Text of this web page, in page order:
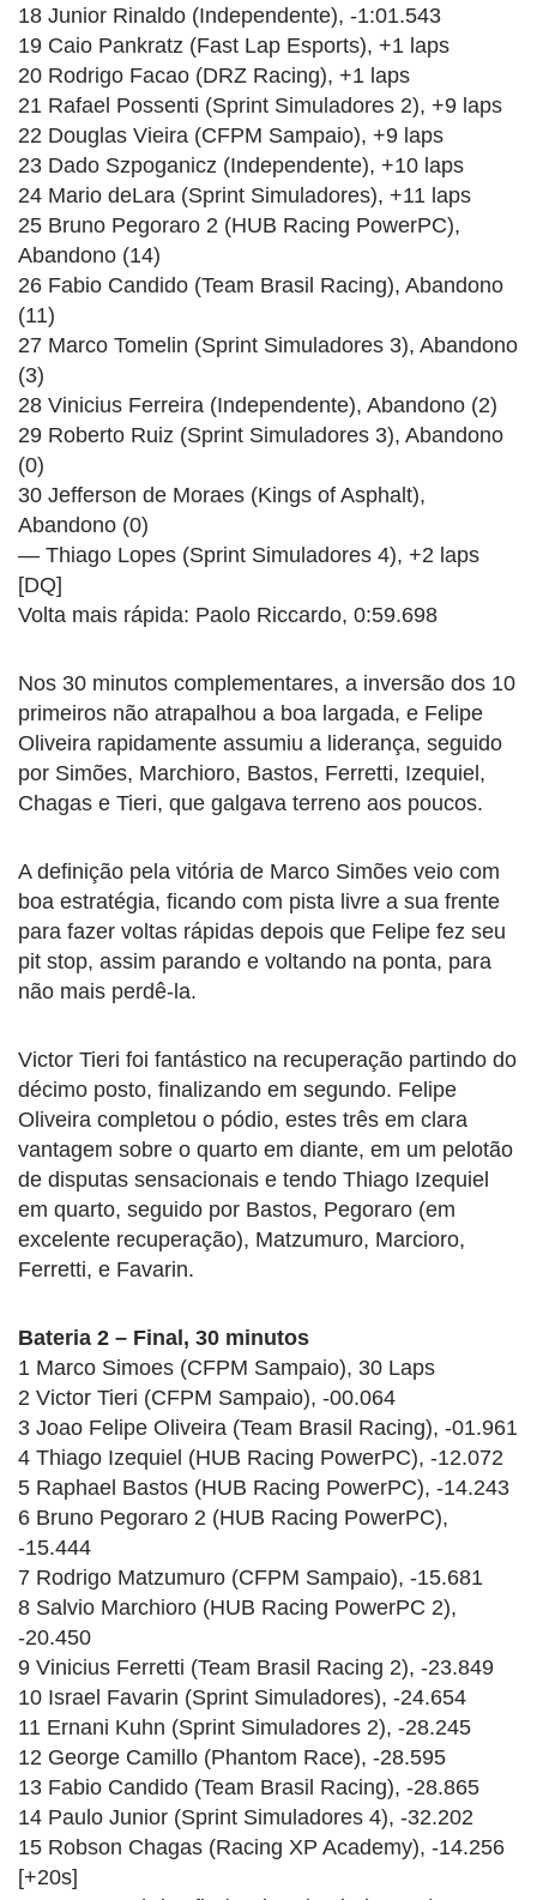
18 Junior Rinaldo (Independente), -1:01.543
19 Caio Pankratz (Fast Lap Esports), +1 laps
20 Rodrigo Facao (DRZ Racing), +1 laps
21 Rafael Possenti (Sprint Simuladores 2), +9 laps
22 Douglas Vieira (CFPM Sampaio), +9 laps
23 Dado Szpoganicz (Independente), +10 laps
24 Mario deLara (Sprint Simuladores), +11 laps
25 Bruno Pegoraro 2 (HUB Racing PowerPC),
Abandono (14)
26 Fabio Candido (Team Brasil Racing), Abandono
(11)
27 Marco Tomelin (Sprint Simuladores 3), Abandono
(3)
28 Vinicius Ferreira (Independente), Abandono (2)
29 Roberto Ruiz (Sprint Simuladores 3), Abandono
(0)
30 Jefferson de Moraes (Kings of Asphalt),
Abandono (0)
— Thiago Lopes (Sprint Simuladores 4), +2 laps
[DQ]
Volta mais rápida: Paolo Riccardo, 0:59.698
Nos 30 minutos complementares, a inversão dos 10
primeiros não atrapalhou a boa largada, e Felipe
Oliveira rapidamente assumiu a liderança, seguido
por Simões, Marchioro, Bastos, Ferretti, Izequiel,
Chagas e Tieri, que galgava terreno aos poucos.
A definição pela vitória de Marco Simões veio com
boa estratégia, ficando com pista livre a sua frente
para fazer voltas rápidas depois que Felipe fez seu
pit stop, assim parando e voltando na ponta, para
não mais perdê-la.
Victor Tieri foi fantástico na recuperação partindo do
décimo posto, finalizando em segundo. Felipe
Oliveira completou o pódio, estes três em clara
vantagem sobre o quarto em diante, em um pelotão
de disputas sensacionais e tendo Thiago Izequiel
em quarto, seguido por Bastos, Pegoraro (em
excelente recuperação), Matzumuro, Marcioro,
Ferretti, e Favarin.
Bateria 2 – Final, 30 minutos
1 Marco Simoes (CFPM Sampaio), 30 Laps
2 Victor Tieri (CFPM Sampaio), -00.064
3 Joao Felipe Oliveira (Team Brasil Racing), -01.961
4 Thiago Izequiel (HUB Racing PowerPC), -12.072
5 Raphael Bastos (HUB Racing PowerPC), -14.243
6 Bruno Pegoraro 2 (HUB Racing PowerPC),
-15.444
7 Rodrigo Matzumuro (CFPM Sampaio), -15.681
8 Salvio Marchioro (HUB Racing PowerPC 2),
-20.450
9 Vinicius Ferretti (Team Brasil Racing 2), -23.849
10 Israel Favarin (Sprint Simuladores), -24.654
11 Ernani Kuhn (Sprint Simuladores 2), -28.245
12 George Camillo (Phantom Race), -28.595
13 Fabio Candido (Team Brasil Racing), -28.865
14 Paulo Junior (Sprint Simuladores 4), -32.202
15 Robson Chagas (Racing XP Academy), -14.256
[+20s]